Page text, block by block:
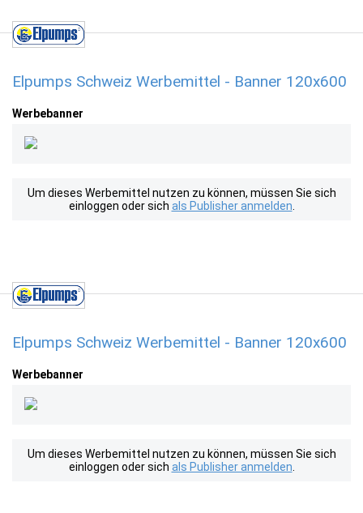
Elpumps Schweiz Werbemittel - Banner 120x600
Werbebanner
Um dieses Werbemittel nutzen zu können, müssen Sie sich
einloggen oder sich als Publisher anmelden
Elpumps Schweiz Werbemittel - Banner 120x600
Werbebanner
Um dieses Werbemittel nutzen zu können, müssen Sie sich
einloggen oder sich als Publisher anmelden